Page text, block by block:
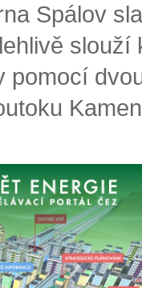
Spálov
slouží
pomocí